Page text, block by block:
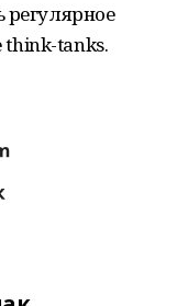
регулярное
think-tanks.